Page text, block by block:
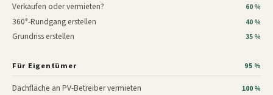
Verkaufen oder vermieten? 60 %
360°-Rundgang erstellen 40 %
Grundriss erstellen 35 %
Für Eigentümer 95 %
Dachfläche an PV-Betreiber vermieten 100 %